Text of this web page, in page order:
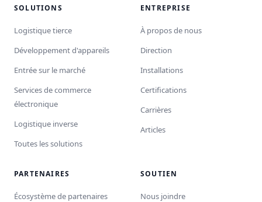
SOLUTIONS
Logistique tierce
Développement d'appareils
Entrée sur le marché
Services de commerce
électronique
Logistique inverse
Toutes les solutions
ENTREPRISE
À propos de nous
Direction
Installations
Certifications
Carrières
Articles
PARTENAIRES
Écosystème de partenaires
SOUTIEN
Nous joindre